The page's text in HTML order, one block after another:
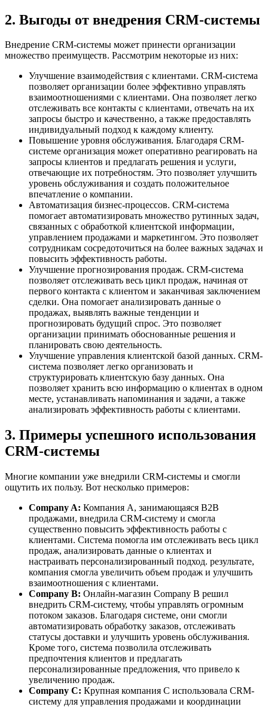
2. Выгоды от внедрения CRM-системы
Внедрение CRM-системы может принести организации
множество преимуществ. Рассмотрим некоторые из них:
Улучшение взаимодействия с клиентами. CRM-система
позволяет организации более эффективно управлять
взаимоотношениями с клиентами. Она позволяет легко
отслеживать все контакты с клиентами, отвечать на их
запросы быстро и качественно, а также предоставлять
индивидуальный подход к каждому клиенту.
Повышение уровня обслуживания. Благодаря CRM-
системе организация может оперативно реагировать на
запросы клиентов и предлагать решения и услуги,
отвечающие их потребностям. Это позволяет улучшить
уровень обслуживания и создать положительное
впечатление о компании.
Автоматизация бизнес-процессов. CRM-система
помогает автоматизировать множество рутинных задач,
связанных с обработкой клиентской информации,
управлением продажами и маркетингом. Это позволяет
сотрудникам сосредоточиться на более важных задачах и
повысить эффективность работы.
Улучшение прогнозирования продаж. CRM-система
позволяет отслеживать весь цикл продаж, начиная от
первого контакта с клиентом и заканчивая заключением
сделки. Она помогает анализировать данные о
продажах, выявлять важные тенденции и
прогнозировать будущий спрос. Это позволяет
организации принимать обоснованные решения и
планировать свою деятельность.
Улучшение управления клиентской базой данных. CRM-
система позволяет легко организовать и
структурировать клиентскую базу данных. Она
позволяет хранить всю информацию о клиентах в одном
месте, устанавливать напоминания и задачи, а также
анализировать эффективность работы с клиентами.
3. Примеры успешного использования
CRM-системы
Многие компании уже внедрили CRM-системы и смогли
ощутить их пользу. Вот несколько примеров:
Company A: Компания A, занимающаяся B2B
продажами, внедрила CRM-систему и смогла
существенно повысить эффективность работы с
клиентами. Система помогла им отслеживать весь цикл
продаж, анализировать данные о клиентах и
настраивать персонализированный подход. результате,
компания смогла увеличить объем продаж и улучшить
взаимоотношения с клиентами.
Company B: Онлайн-магазин Company B решил
внедрить CRM-систему, чтобы управлять огромным
потоком заказов. Благодаря системе, они смогли
автоматизировать обработку заказов, отслеживать
статусы доставки и улучшить уровень обслуживания.
Кроме того, система позволила отслеживать
предпочтения клиентов и предлагать
персонализированные предложения, что привело к
увеличению продаж.
Company C: Крупная компания C использовала CRM-
систему для управления продажами и координации